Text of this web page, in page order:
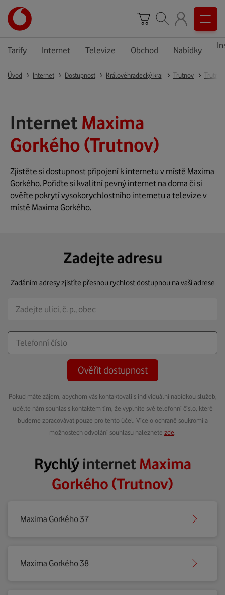
Tarify Internet Televize Obchod Nabídky
Úvod Internet Dostupnost Královéhradecký kraj Trutnov Trutnov
Internet Maxima
Gorkého (Trutnov)
Zjistěte si dostupnost připojení k internetu v místě Maxima
Gorkého. Pořiďte si kvalitní pevný internet na doma či si
ověřte pokrytí vysokorychlostního internetu a televize v
místě Maxima Gorkého.
Zadejte adresu
Zadáním adresy zjistíte přesnou rychlost dostupnou na vaší adrese
Ověřit dostupnost
Pokud máte zájem, abychom vás kontaktovali s individuální nabídkou služeb,
udělte nám souhlas s kontaktem tím, že vyplníte své telefonní číslo, které
budeme zpracovávat pouze pro tento účel. Více o ochraně soukromí a
možnostech odvolání souhlasu naleznete zde
Rychlýinternet Maxima
Gorkého (Trutnov)
Maxima Gorkého 37
Maxima Gorkého 38